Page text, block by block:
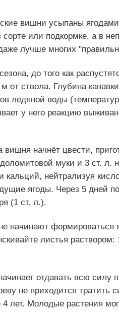
вишни усыпаны
или подкормке, а в
лучше многих
до того как
от ствола. Глубина
ледяной воды
у него реакцию
начнёт цвести,
муки и 3 ст. л.
нейтрализуя
ягоды. Через 5 дней
(1 ст. л.).
начинают формироваться
листья
отдавать всю силу
не приходится тратить
лет. Молодые растения